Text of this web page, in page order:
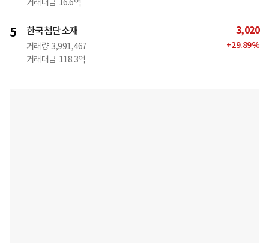
거래대금 16.6억
5 한국첨단소재
거래량 3,991,467
거래대금 118.3억
3,020
+29.89%